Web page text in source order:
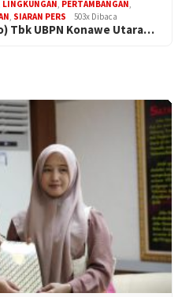
LINGKUNGAN, PERTAMBANGAN,
, SIARAN PERS 503x Dibaca
Tbk UBPN Konawe Utara…